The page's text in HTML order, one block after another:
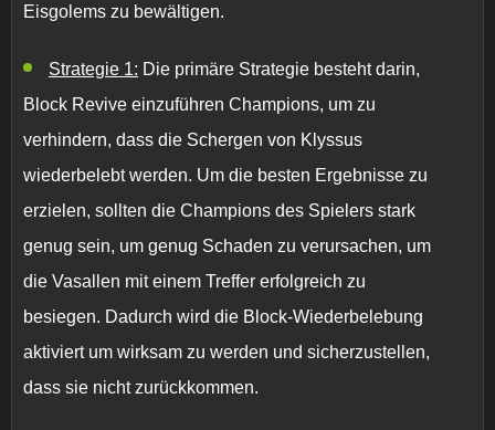
Eisgolems zu bewältigen.
Strategie 1: Die primäre Strategie besteht darin,
Block Revive einzuführen Champions, um zu
verhindern, dass die Schergen von Klyssus
wiederbelebt werden. Um die besten Ergebnisse zu
erzielen, sollten die Champions des Spielers stark
genug sein, um genug Schaden zu verursachen, um
die Vasallen mit einem Treffer erfolgreich zu
besiegen. Dadurch wird die Block-Wiederbelebung
aktiviert um wirksam zu werden und sicherzustellen,
dass sie nicht zurückkommen.